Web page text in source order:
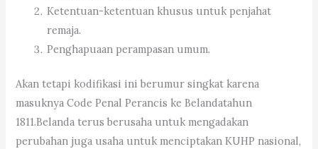
Ketentuan-ketentuan khusus untuk penjahat
remaja.
Penghapuaan perampasan umum.
Akan tetapi kodifikasi ini berumur singkat karena
masuknya Code Penal Perancis ke Belandatahun
1811.Belanda terus berusaha untuk mengadakan
perubahan juga usaha untuk menciptakan KUHP nasional,